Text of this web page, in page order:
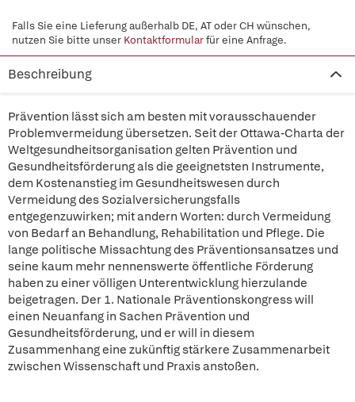
Falls Sie eine Lieferung außerhalb DE, AT oder CH wünschen,
nutzen Sie bitte unser Kontaktformularfür eine Anfrage.
Beschreibung
Prävention lässt sich am besten mit vorausschauender
Problemvermeidung übersetzen. Seit der Ottawa-Charta der
Weltgesundheitsorganisation gelten Prävention und
Gesundheitsförderung als die geeignetsten Instrumente,
dem Kostenanstieg im Gesundheitswesen durch
Vermeidung des Sozialversicherungsfalls
entgegenzuwirken; mit andern Worten: durch Vermeidung
von Bedarf an Behandlung, Rehabilitation und Pflege. Die
lange politische Missachtung des Präventionsansatzes und
seine kaum mehr nennenswerte öffentliche Förderung
haben zu einer völligen Unterentwicklung hierzulande
beigetragen. Der 1. Nationale Präventionskongress will
einen Neuanfang in Sachen Prävention und
Gesundheitsförderung, und er will in diesem
Zusammenhang eine zukünftig stärkere Zusammenarbeit
zwischen Wissenschaft und Praxis anstoßen.